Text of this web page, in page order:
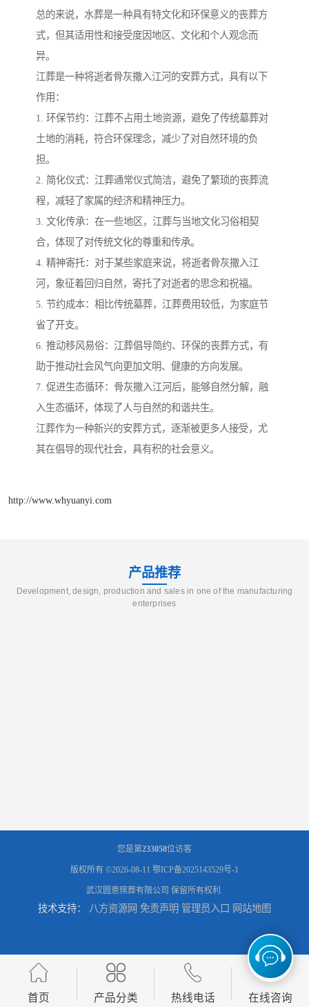
总的来说，水葬是一种具有特文化和环保意义的丧葬方
式，但其适用性和接受度因地区、文化和个人观念而
异。
江葬是一种将逝者骨灰撒入江河的安葬方式，具有以下
作用：
1. 环保节约：江葬不占用土地资源，避免了传统墓葬对
土地的消耗，符合环保理念，减少了对自然环境的负
担。
2. 简化仪式：江葬通常仪式简洁，避免了繁琐的丧葬流
程，减轻了家属的经济和精神压力。
3. 文化传承：在一些地区，江葬与当地文化习俗相契
合，体现了对传统文化的尊重和传承。
4. 精神寄托：对于某些家庭来说，将逝者骨灰撒入江
河，象征着回归自然，寄托了对逝者的思念和祝福。
5. 节约成本：相比传统墓葬，江葬费用较低，为家庭节
省了开支。
6. 推动移风易俗：江葬倡导简约、环保的丧葬方式，有
助于推动社会风气向更加文明、健康的方向发展。
7. 促进生态循环：骨灰撒入江河后，能够自然分解，融
入生态循环，体现了人与自然的和谐共生。
江葬作为一种新兴的安葬方式，逐渐被更多人接受，尤
其在倡导的现代社会，具有积的社会意义。
http://www.whyuanyi.com
产品推荐
Development, design, production and sales in one of the manufacturing
enterprises
您是第233058位访客
版权所有 ©2026-08-11 鄂ICP备2025143529号-1
武汉圆意殡葬有限公司 保留所有权利.
技术支持： 八方资源网 免责声明 管理员入口 网站地图
首页 产品分类 热线电话 在线咨询